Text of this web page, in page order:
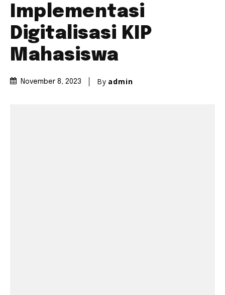
Implementasi
Digitalisasi KIP
Mahasiswa
November 8, 2023 By admin